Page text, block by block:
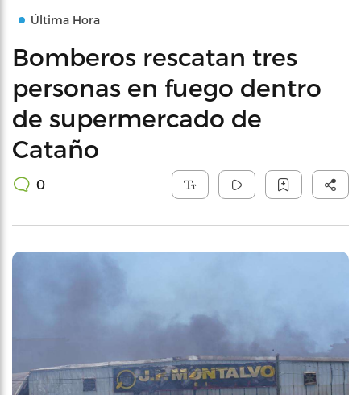
Última Hora
Bomberos rescatan tres
personas en fuego dentro
de supermercado de
Cataño
0